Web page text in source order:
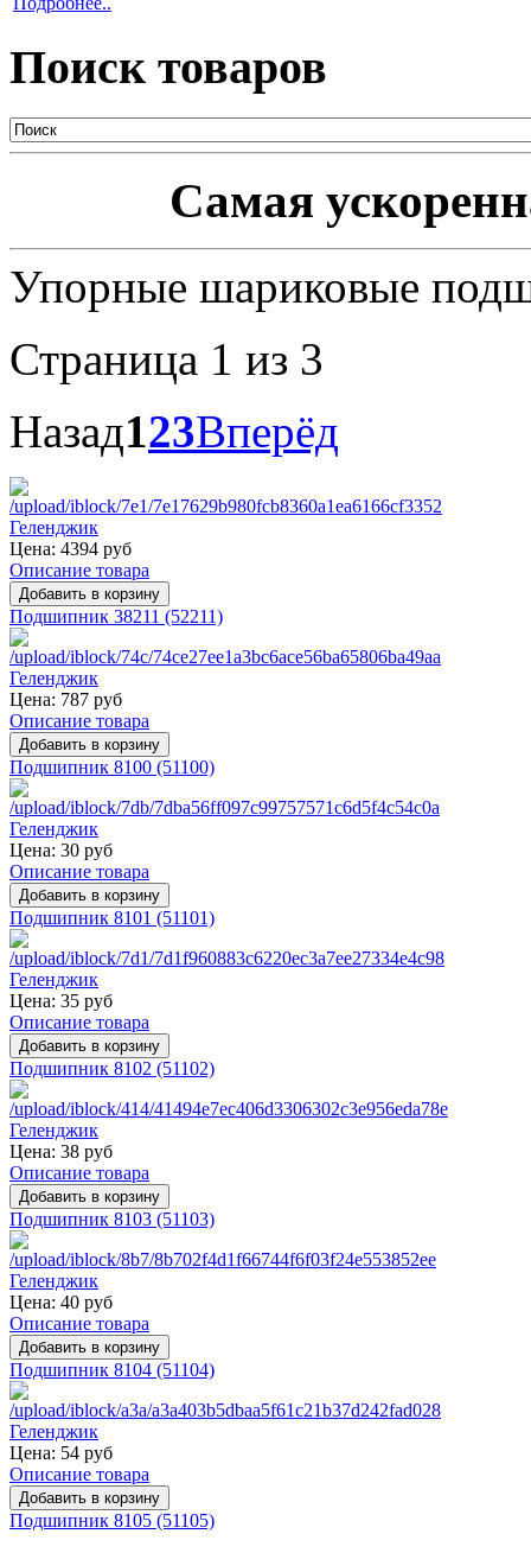
Поиск товаров
Самая
Упорные шариковые
Страница 1 из 3
Назад123Вперёд
Цена: 4394 руб
Описание товара
Подшипник 38211 (52211)
Цена: 787 руб
Описание товара
Подшипник 8100 (51100)
Цена: 30 руб
Описание товара
Подшипник 8101 (51101)
Цена: 35 руб
Описание товара
Подшипник 8102 (51102)
Цена: 38 руб
Описание товара
Подшипник 8103 (51103)
Цена: 40 руб
Описание товара
Подшипник 8104 (51104)
Цена: 54 руб
Описание товара
Подшипник 8105 (51105)